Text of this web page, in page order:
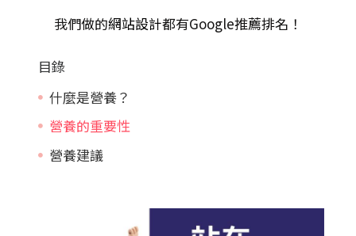
我們做的網站設計都有Google推薦排名！
目錄
什麼是營養？
營養的重要性
營養建議